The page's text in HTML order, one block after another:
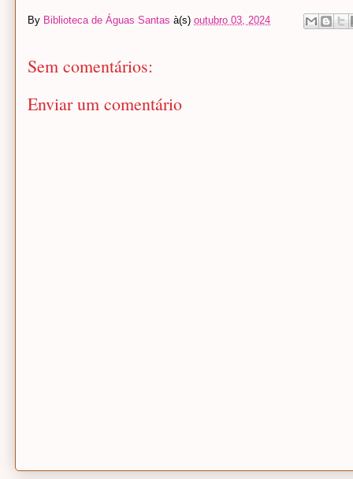
By Biblioteca de Águas Santas à(s) outubro 03, 2024
Sem comentários:
Enviar um comentário